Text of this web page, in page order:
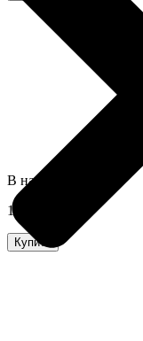
В наличии
1100,0 грн
Купить